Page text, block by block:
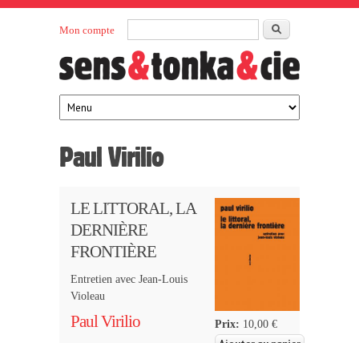
Rechercher
Mon compte
Sens et
Tonka
éditeurs
maison
d’édition
française
Paul Virilio
LE LITTORAL, LA
DERNIÈRE
FRONTIÈRE
Entretien avec Jean-Louis
Violeau
Paul Virilio Prix: 10,00 €